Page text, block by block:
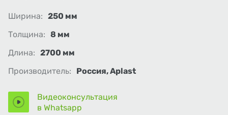
Ширина: 250 мм
Толщина: 8 мм
Длина: 2700 мм
Производитель:
Россия, Aplast
Видеоконсультация
в Whatsapp